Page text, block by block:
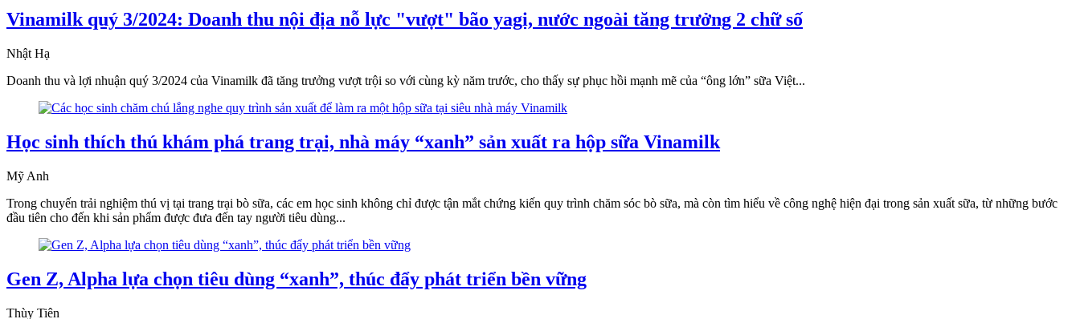
Vinamilk quý 3/2024: Doanh thu nội địa nỗ lực "vượt" bão yagi, nước ngoài tăng trưởng 2 chữ số
Nhật Hạ
Doanh thu và lợi nhuận quý 3/2024 của Vinamilk đã tăng trưởng vượt trội so với cùng kỳ năm trước, cho thấy sự phục hồi mạnh mẽ của “ông lớn” sữa Việt...
Học sinh thích thú khám phá trang trại, nhà máy “xanh” sản xuất ra hộp sữa Vinamilk
Mỹ Anh
Trong chuyến trải nghiệm thú vị tại trang trại bò sữa, các em học sinh không chỉ được tận mắt chứng kiến quy trình chăm sóc bò sữa, mà còn tìm hiểu về công nghệ hiện đại trong sản xuất sữa, từ những bước
đầu tiên cho đến khi sản phẩm được đưa đến tay người tiêu dùng...
Gen Z, Alpha lựa chọn tiêu dùng “xanh”, thúc đẩy phát triển bền vững
Thùy Tiên